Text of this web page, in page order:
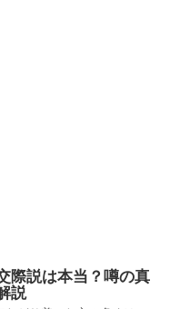
際説は本当？噂の真
説